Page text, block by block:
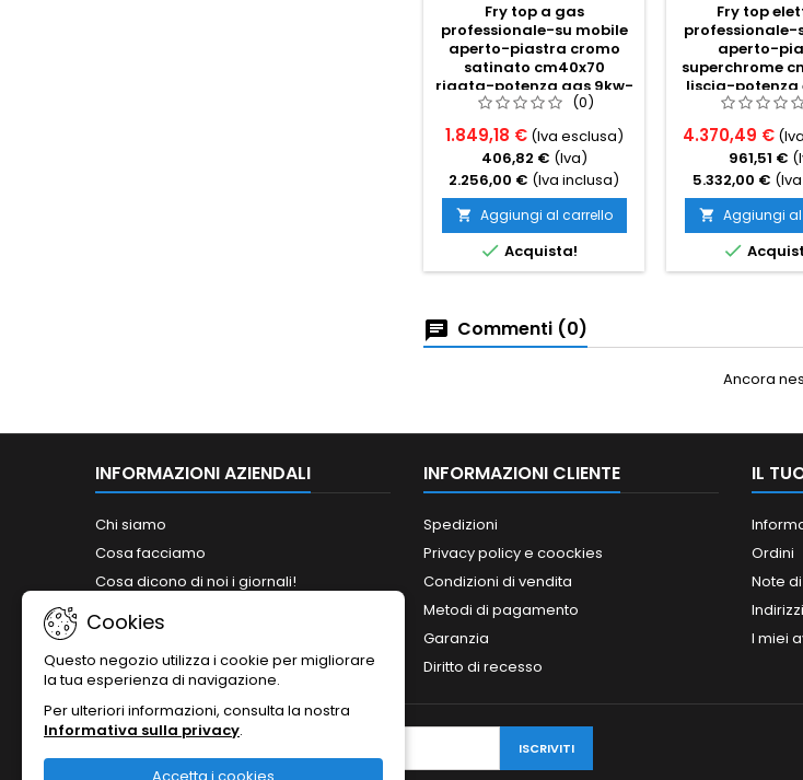
Fry top a gas
professionale-su mobile
aperto-piastra cromo
satinato cm40x70
rigata-potenza gas 9kw-
cm40x90x90h
(0)
1.849,18 € (Iva esclusa)
406,82 € (Iva)
2.256,00 € (Iva inclusa)
 Aggiungi al carrello
 Acquista!
Fry top
professionale-
aperto-
superchrome
liscia-potenza
22.5kw-
4.370,49 €
961,51 €
5.332,00 €
 Aggiungi

Commenti (0)
Ancora
INFORMAZIONI AZIENDALI
Chi siamo
Cosa facciamo
Cosa dicono di noi i giornali!
Siamo abilitati ai bandi del MePA!
Contattaci
INFORMAZIONI CLIENTE
Spedizioni
Privacy policy e coockies
Condizioni di vendita
Metodi di pagamento
Garanzia
Diritto di recesso
IL
Ordini
Note
Indirizzi
I miei
Cookies
Questo negozio utilizza i cookie per migliorare
la tua esperienza di navigazione.
Per ulteriori informazioni, consulta la nostra
Informativa sulla privacy.